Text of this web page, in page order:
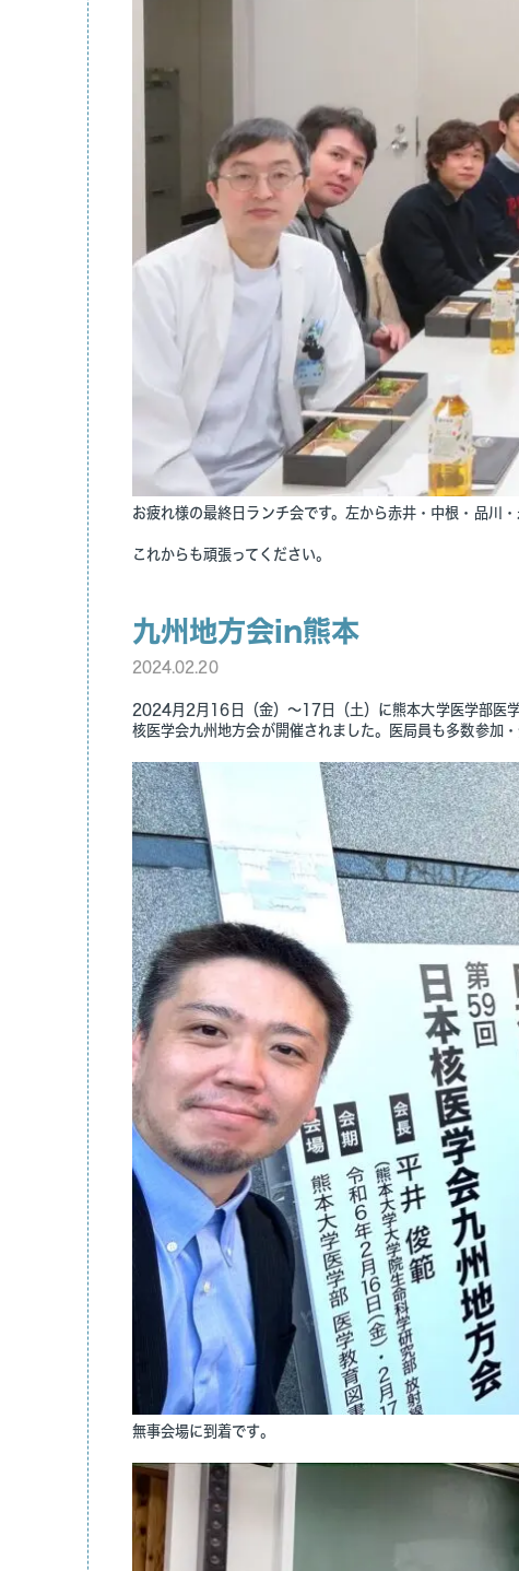
入局のご案内
医局紹介
特徴
機器紹介
カリキュラム
臨床研究
医局だより
アクセス
患者の方はこ
お疲れ様の最終日ランチ会です。左から赤井・中根・品川
これからも頑張ってください。
九州地方会in熊本
2024.02.20
2024月2月16日（金）～17日（土）に熊本大学医学部医
核医学会九州地方会が開催されました。医局員も多数参加・
無事会場に到着です。